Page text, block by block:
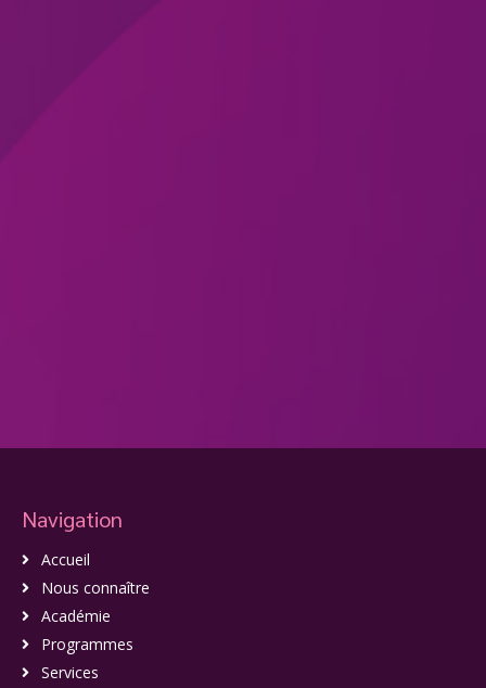
Navigation
Accueil
Nous connaître
Académie
Programmes
Services